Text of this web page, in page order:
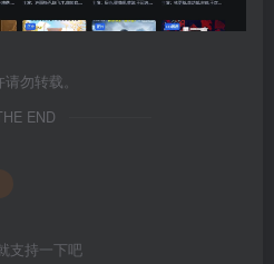
勿转载。
END
支持一下吧